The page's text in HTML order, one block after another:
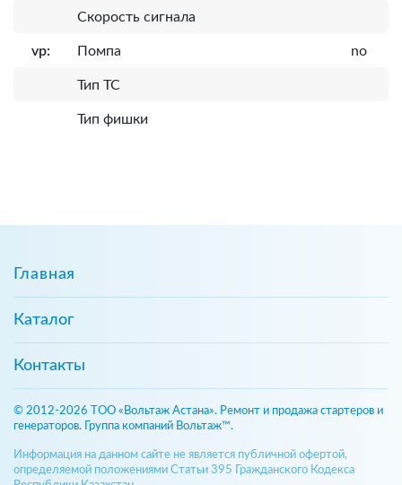
Скорость сигнала
vp: Помпа no
Тип ТС
Тип фишки
Главная
Каталог
Контакты
© 2012-2026 ТОО «Вольтаж Астана». Ремонт и продажа стартеров и
генераторов. Группа компаний Вольтаж™.
Информация на данном сайте не является публичной офертой,
определяемой положениями Статьи 395 Гражданского Кодекса